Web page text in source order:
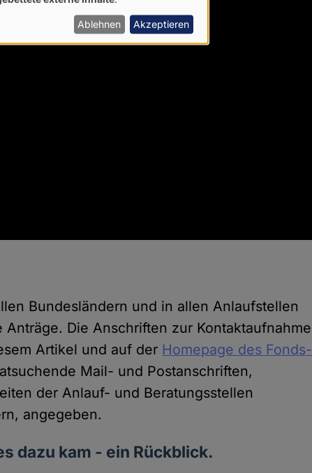
Bundesländern und in allen Anlaufstellen
Die Anschriften zur Kontaktaufnahme
Artikel und auf der Homepage des Fonds-
Mail- und Postanschriften,
der Anlauf- und Beratungsstellen
angegeben.
dazu kam - ein Rückblick.
Ablehnen Akzeptieren